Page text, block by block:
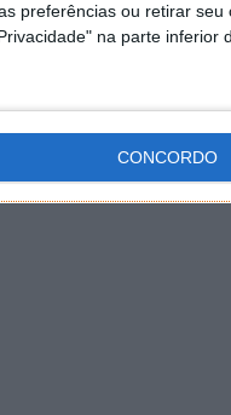
preferências ou retirar seu
na parte inferior
CONCORDO